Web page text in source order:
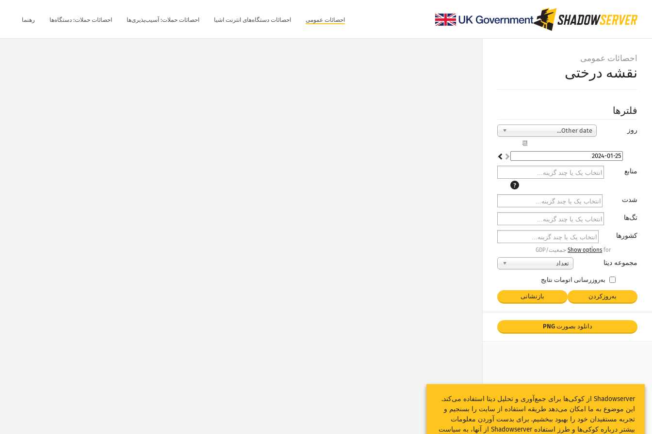
احصائات عمومی احصائات دستگاه‌های انترنت اشیا احصائات حملات: آسیب‌پذیری‌ها احصائات حملات: دستگاه‌ها رهنما
احصائات عمومی
نقشه درختی
فلترها
روز Other date...
📆
منابع
?
شدت
تگ‌ها
کشورها
Show options for جمعیت/GDP
مجموعه دیتا تعداد
به‌روزرسانی اتومات نتایج
به‌روزکردن بازنشانی
دانلود بصورت PNG
Shadowserver از کوکی‌ها برای جمع‌آوری و تحلیل دیتا استفاده می‌کند.
این موضوع به ما امکان می‌دهد طریقه استفاده از سایت را بسنجیم و
تجربه مستفیدان خود را بهبود ببخشیم. برای بدست آوردن معلومات
بیشتر درباره کوکی‌ها و طرز استفاده Shadowserver از آنها، به
سیاست